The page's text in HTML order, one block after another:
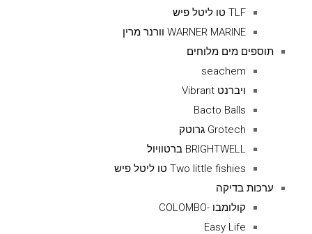
TLF טו ליטל פיש
WARNER MARINE וורנר מרין
תוספים מים מלוחים
seachem
ויברנט Vibrant
Bacto Balls
Grotech גרוטק
BRIGHTWELL ברטוויול
Two little fishies טו ליטל פיש
ערכות בדיקה
קולומבו -COLOMBO
Easy Life